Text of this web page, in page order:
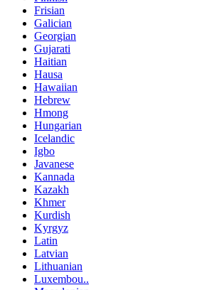
Frisian
Galician
Georgian
Gujarati
Haitian
Hausa
Hawaiian
Hebrew
Hmong
Hungarian
Icelandic
Igbo
Javanese
Kannada
Kazakh
Khmer
Kurdish
Kyrgyz
Latin
Latvian
Lithuanian
Luxembou..